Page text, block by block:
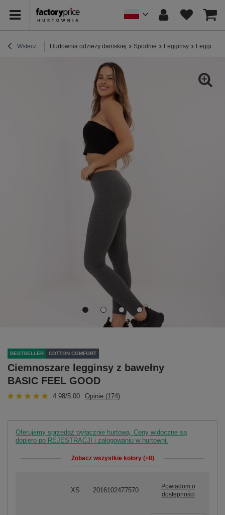
Wstecz Hurtownia odzieży damskiej Spodnie Legginsy Legginsy
BESTSELLER COTTON COMFORT
Ciemnoszare legginsy z bawełny
BASIC FEEL GOOD
4.98/5.00 Opinie (174)
Oferujemy sprzedaż wyłącznie hurtową. Ceny widoczne są
dopiero po REJESTRACJI i zalogowaniu w hurtowni.
Zobacz wszystkie kolory (+8)
XS 2016102477570
Powiadom o
dostępności